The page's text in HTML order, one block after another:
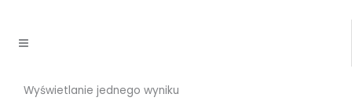
Wyświetlanie jednego wyniku